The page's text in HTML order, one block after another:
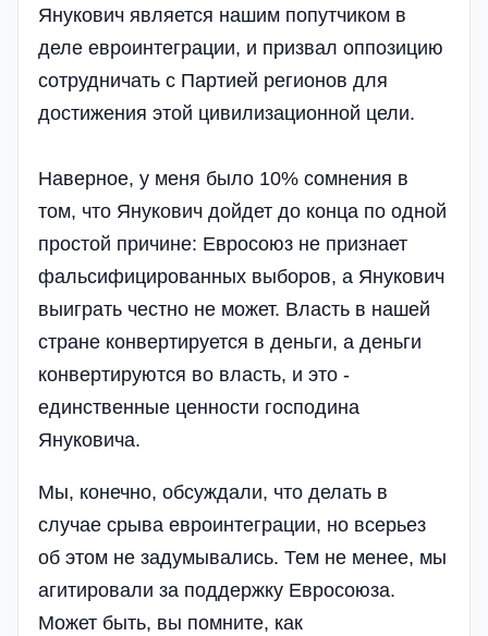
Янукович является нашим попутчиком в
деле евроинтеграции, и призвал оппозицию
сотрудничать с Партией регионов для
достижения этой цивилизационной цели.
Наверное, у меня было 10% сомнения в
том, что Янукович дойдет до конца по одной
простой причине: Евросоюз не признает
фальсифицированных выборов, а Янукович
выиграть честно не может. Власть в нашей
стране конвертируется в деньги, а деньги
конвертируются во власть, и это -
единственные ценности господина
Януковича.
Мы, конечно, обсуждали, что делать в
случае срыва евроинтеграции, но всерьез
об этом не задумывались. Тем не менее, мы
агитировали за поддержку Евросоюза.
Может быть, вы помните, как